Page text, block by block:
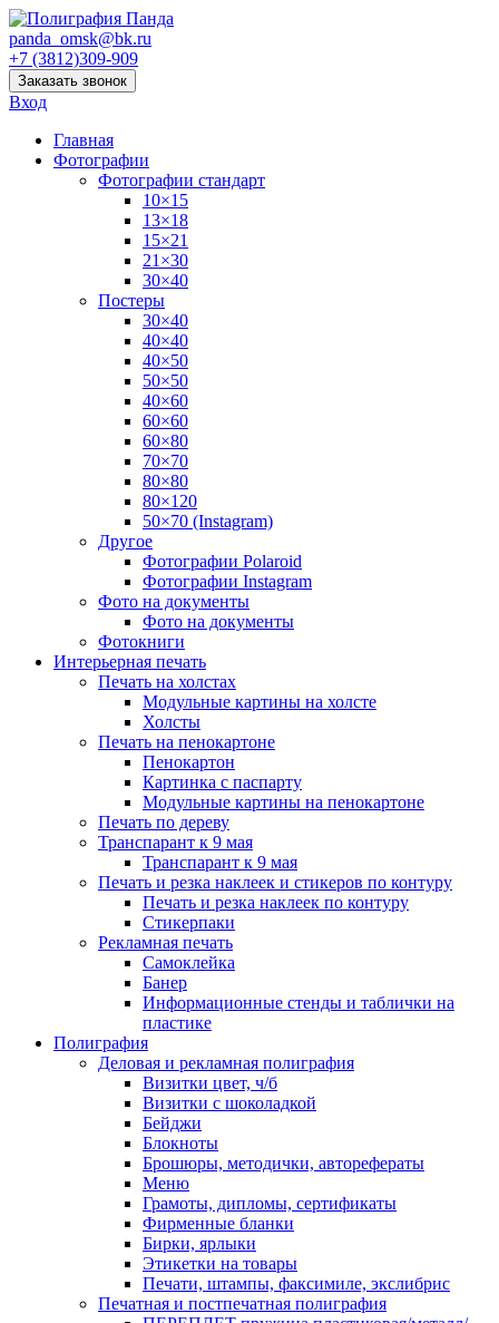
panda_omsk@bk.ru
+7 (3812)309-909
Заказать звонок
Вход
Главная
Фотографии
Фотографии стандарт
10×15
13×18
15×21
21×30
30×40
Постеры
30×40
40×40
40×50
50×50
40×60
60×60
60×80
70×70
80×80
80×120
50×70 (Instagram)
Другое
Фотографии Polaroid
Фотографии Instagram
Фото на документы
Фото на документы
Фотокниги
Интерьерная печать
Печать на холстах
Модульные картины на холсте
Холсты
Печать на пенокартоне
Пенокартон
Картинка с паспарту
Модульные картины на пенокартоне
Печать по дереву
Транспарант к 9 мая
Транспарант к 9 мая
Печать и резка наклеек и стикеров по контуру
Печать и резка наклеек по контуру
Стикерпаки
Рекламная печать
Самоклейка
Банер
Информационные стенды и таблички на
пластике
Полиграфия
Деловая и рекламная полиграфия
Визитки цвет, ч/б
Визитки с шоколадкой
Бейджи
Блокноты
Брошюры, методички, авторефераты
Меню
Грамоты, дипломы, сертификаты
Фирменные бланки
Бирки, ярлыки
Этикетки на товары
Печати, штампы, факсимиле, экслибрис
Печатная и постпечатная полиграфия